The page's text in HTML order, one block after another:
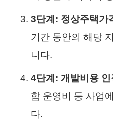
3단계: 정상주택가
기간 동안의 해당
니다.
4단계: 개발비용 인
합 운영비 등 사업
다.